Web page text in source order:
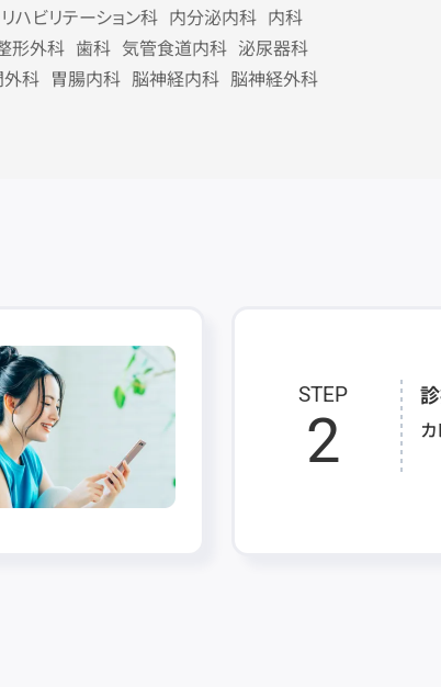
リハビリテーション科 内分泌内科 内科
形外科 歯科 気管食道内科 泌尿器科
科 胃腸内科 脳神経内科 脳神経外科
STEP
2